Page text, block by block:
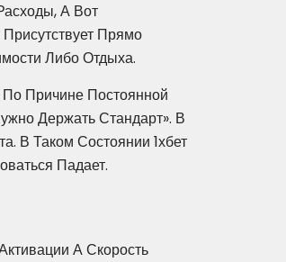
А Вот
Прямо
Либо Отдыха.
По Причине Постоянной
Держать Стандарт». В
В Таком Состоянии 1хбет
Падает.
А Скорость